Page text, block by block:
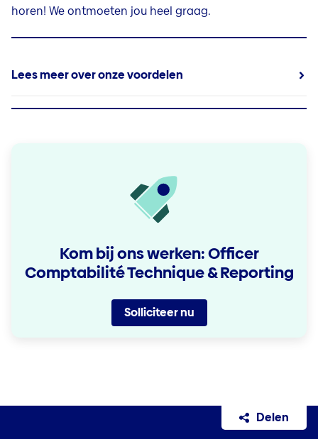
horen! We ontmoeten jou heel graag.
Lees meer over onze voordelen
Kom bij ons werken: Officer
Comptabilité Technique & Reporting
Solliciteer nu
Delen